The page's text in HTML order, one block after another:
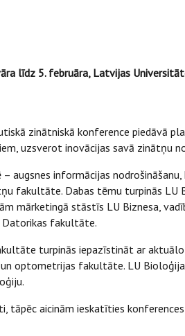
līdz 5. februāra, Latvijas
zinātniskā konference piedāvā
uzsverot inovācijas savā zinātņu
augsnes informācijas
fakultāte. Dabas tēmu turpinās LU
mārketingā stāstīs LU Biznesa,
fakultāte.
turpinās iepazīstināt ar
un optometrijas fakultāte. LU
tāpēc aicinām ieskatīties